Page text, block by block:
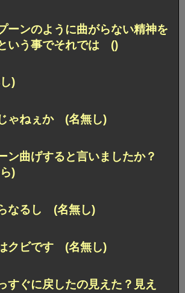
ーンのように曲がらない精神を
いう事でそれでは ()
)
ゃねぇか (名無し)
ン曲げすると言いましたか？
)
なるし (名無し)
クビです (名無し)
すぐに戻したの見えた？見え